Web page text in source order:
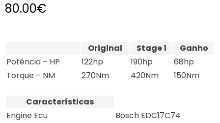
80.00€
Original Stage 1
Ganho
Potência – HP
122hp 190hp
68hp
Torque – NM
270Nm 420Nm 150Nm
Características
Engine Ecu
Bosch EDC17C74